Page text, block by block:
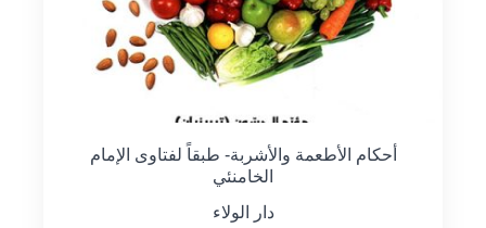
أحكام الأطعمة والأشربة- طبقاً لفتاوى الإمام
الخامنئي
دار الولاء